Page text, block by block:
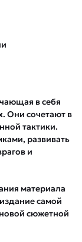
в себя
Они сочетают в
тактики.
развивать
и
материала
самой
сюжетной